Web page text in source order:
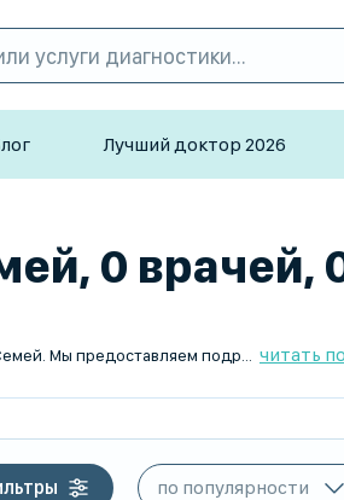
Лучший доктор 2026
0 врачей,
читать